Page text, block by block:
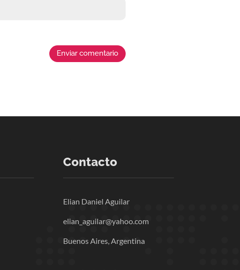
Enviar comentario
Contacto
Elian Daniel Aguilar
elian_aguilar@yahoo.com
Buenos Aires, Argentina